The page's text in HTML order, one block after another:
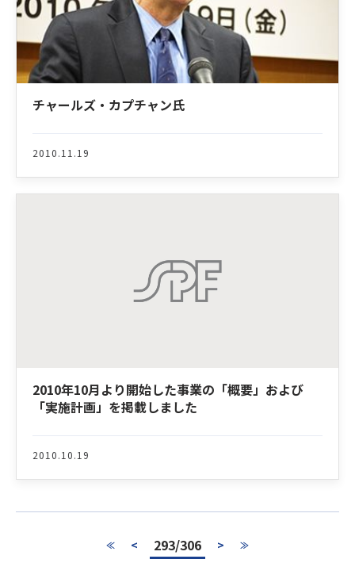
チャールズ・カプチャン氏
2010.11.19
2010年10月より開始した事業の「概要」および
「実施計画」を掲載しました
2010.10.19
≪ < 293/306 > ≫